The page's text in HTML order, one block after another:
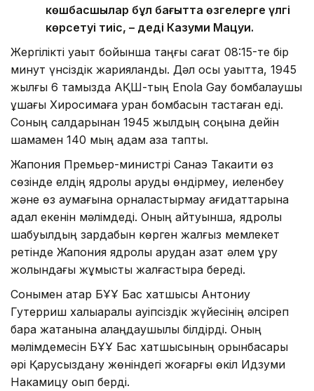
көшбасшылар бұл бағытта өзгелерге үлгі
көрсетуі тиіс, – деді Казуми Мацуи.
Жергілікті уақыт бойынша таңғы сағат 08:15-те бір
минут үнсіздік жарияланды. Дәл осы уақытта, 1945
жылғы 6 тамызда АҚШ-тың Enola Gay бомбалаушы
ұшағы Хиросимаға уран бомбасын тастаған еді.
Соның салдарынан 1945 жылдың соңына дейін
шамамен 140 мың адам қаза тапты.
Жапония Премьер-министрі Санаэ Такаити өз
сөзінде елдің ядролық қаруды өндірмеу, иеленбеу
және өз аумағына орналастырмау қағидаттарына
адал екенін мәлімдеді. Оның айтуынша, ядролық
шабуылдың зардабын көрген жалғыз мемлекет
ретінде Жапония ядролық қарудан азат әлем құру
жолындағы жұмысты жалғастыра береді.
Сонымен қатар БҰҰ Бас хатшысы Антониу
Гутерриш халықаралық қауіпсіздік жүйесінің әлсіреп
бара жатқанына алаңдаушылық білдірді. Оның
мәлімдемесін БҰҰ Бас хатшысының орынбасары
әрі Қарусыздану жөніндегі жоғарғы өкіл Идзуми
Накамицу оқып берді.